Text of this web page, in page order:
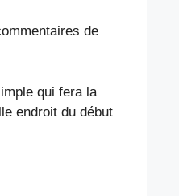
de
qui fera la
endroit du début